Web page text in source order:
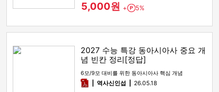
5,000원 + Point
5%
2027 수능 특강 동아시아사 중요 개
념 빈칸 정리[정답]
6모/9모 대비를 위한 동아시아사 핵심 개념
pdf역사신인섭 26.05.18